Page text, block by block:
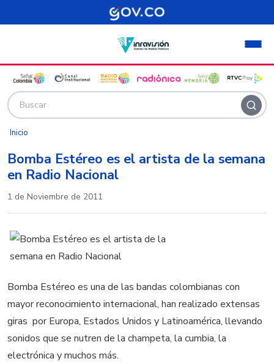
Pasar al contenido principal
Inicio
Bomba Estéreo es el artista de la semana
en Radio Nacional
1 de Noviembre de 2011
Bomba Estéreo es una de las bandas colombianas con
mayor reconocimiento internacional, han realizado extensas
giras por Europa, Estados Unidos y Latinoamérica, llevando
sonidos que se nutren de la champeta, la cumbia, la
electrónica y muchos más.